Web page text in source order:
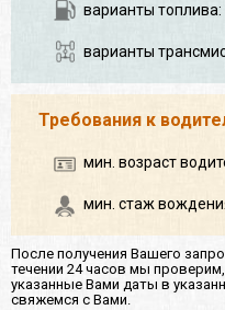
варианты топлива:
варианты
Требования к
мин. возраст
мин. стаж
После получения Вашего
течении 24 часов мы
указанные Вами даты в
свяжемся с Вами.